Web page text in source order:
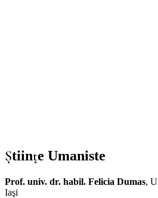
Ştiinţe Umaniste
Prof. univ. dr. habil. Felicia Dumas,
Iaşi